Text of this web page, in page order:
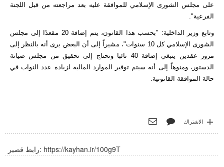
على مجلس الشورى الإسلامي للموافقة عليه بعد مراجعته من قبل اللجنة
الفرعية".
وتابع وزير الداخلية: "بحسب هذا القانون، يتم إضافة 20 مقعدًا إلى مجلس
الشورى الإسلامي كل 10 سنوات"، مشيراً إلى أن البعض يرى أنه بالنظر إلى
مرور عقدين ينبغي إضافة 40 نائبا ونحتاج إلى تحقيق من مجلس صيانة
الدستور، ومنوهاً إلى أنه سيتم توفير الموارد المالية لزيادة عدد النواب في
حالة الموافقة القانونية.
الاشتراك
رابط قصير: https://kayhan.ir/100g9T